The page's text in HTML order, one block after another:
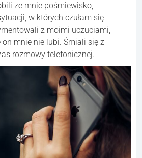
ze mnie pośmiewisko,
w których czułam się
z moimi uczuciami,
mnie nie lubi. Śmiali się z
rozmowy telefonicznej.